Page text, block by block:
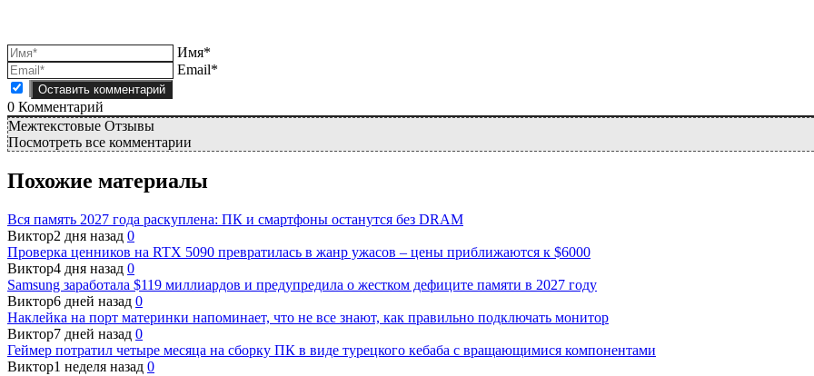
Имя*
Email*
0 Комментарий
Межтекстовые Отзывы
Посмотреть все комментарии
Похожие материалы
Вся память 2027 года раскуплена: ПК и смартфоны останутся без DRAM
Виктор2 дня назад 0
Проверка ценников на RTX 5090 превратилась в жанр ужасов – цены приближаются к $6000
Виктор4 дня назад 0
Samsung заработала $119 миллиардов и предупредила о жестком дефиците памяти в 2027 году
Виктор6 дней назад 0
Наклейка на порт материнки напоминает, что не все знают, как правильно подключать монитор
Виктор7 дней назад 0
Геймер потратил четыре месяца на сборку ПК в виде турецкого кебаба с вращающимися компонентами
Виктор1 неделя назад 0